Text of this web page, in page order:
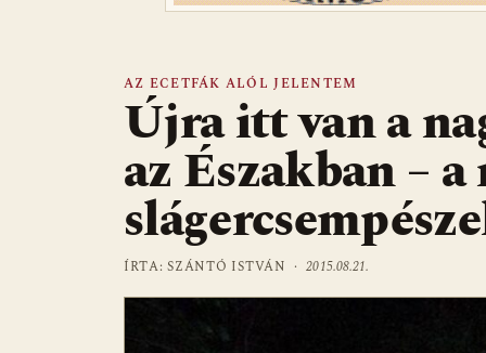
AZ ECETFÁK ALÓL JELENTEM
Újra itt van a
az Északban –
ÍRTA: SZÁNTÓ ISTVÁN ·2015.08.21.